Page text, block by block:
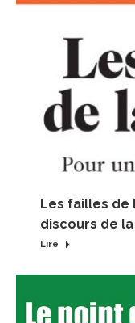
Les failles de
discours de
Lire